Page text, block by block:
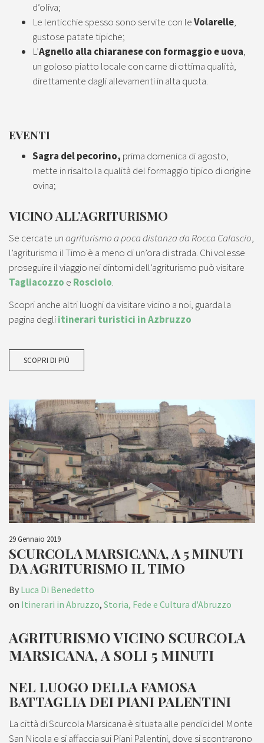
d’oliva;
Le lenticchie spesso sono servite con leVolarelle,
gustose patate tipiche;
L’Agnello alla chiaranese con formaggio e uova,
un goloso piatto locale con carne di ottima qualità,
direttamente dagli allevamenti in alta quota.
EVENTI
Sagra del pecorino, prima domenica di agosto,
mette in risalto la qualità del formaggio tipico di origine
ovina;
VICINO ALL’AGRITURISMO
Se cercate unagriturismo a poca distanza da Rocca Calascio,
l’agriturismo il Timo è a meno di un’ora di strada. Chi volesse
proseguire il viaggio nei dintorni dell’agriturismo può visitare
Tagliacozzo e Rosciolo.
Scopri anche altri luoghi da visitare vicino a noi, guarda la
pagina degliitinerari turistici in Azbruzzo
SCOPRI DI PIÙ
29 Gennaio 2019
SCURCOLA MARSICANA, A 5 MINUTI
DA AGRITURISMO IL TIMO
By Luca Di Benedetto
on Itinerari in Abruzzo, Storia, Fede e Cultura d'Abruzzo
AGRITURISMO VICINO SCURCOLA
MARSICANA, A SOLI 5 MINUTI
NEL LUOGO DELLA FAMOSA
BATTAGLIA DEI PIANI PALENTINI
La città di Scurcola Marsicana è situata alle pendici del Monte
San Nicola e si affaccia sui Piani Palentini, dove si scontrarono